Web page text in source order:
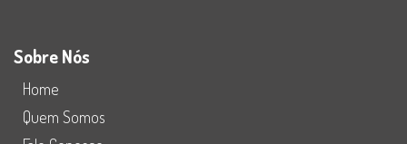
Sobre Nós
Home
Quem Somos